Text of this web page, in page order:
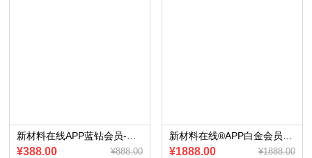
¥388.00 ¥888.00 ¥1888.00 ¥1888.00